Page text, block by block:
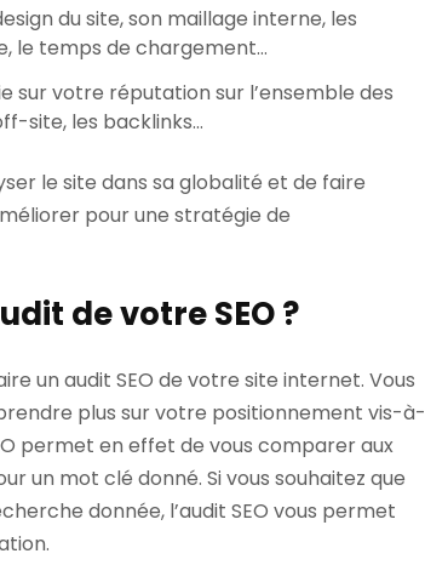
du site, son maillage interne, les
le temps de chargement…
sur votre réputation sur l’ensemble des
site, les backlinks…
le site dans sa globalité et de faire
pour une stratégie de
de votre SEO ?
un audit SEO de votre site internet. Vous
plus sur votre positionnement vis-à-
permet en effet de vous comparer aux
un mot clé donné. Si vous souhaitez que
donnée, l’audit SEO vous permet